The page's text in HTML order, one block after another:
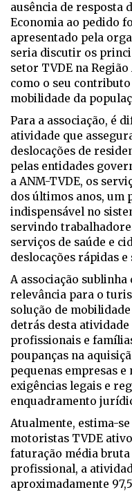
ausência de resposta
Economia ao pedido
apresentado pela
seria discutir os
setor TVDE na
como o seu
mobilidade da
Para a associação, é
atividade que
deslocações de
pelas entidades
a ANM-TVDE, os
dos últimos anos, um
indispensável no
servindo
serviços de saúde e
deslocações rápidas e
A associação sublinha
relevância para o
solução de
detrás desta
profissionais e
poupanças na
pequenas empresas
exigências legais e
enquadramento
Atualmente, estima-
motoristas TVDE
faturação média bruta
profissional, a
aproximadamente